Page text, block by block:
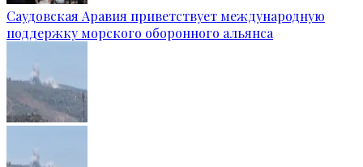
Саудовская Аравия приветствует международную
поддержку морского оборонного альянса